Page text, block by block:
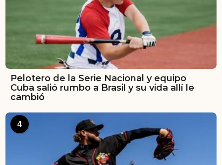
Pelotero de la Serie Nacional y equipo
Cuba salió rumbo a Brasil y su vida allí le
cambió
4